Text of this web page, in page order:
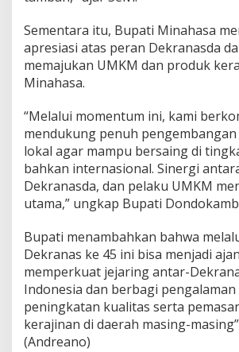
Sementara itu, Bupati Minahasa
apresiasi atas peran Dekranasda
memajukan UMKM dan produk
Minahasa.
“Melalui momentum ini, kami
mendukung penuh
lokal agar mampu bersaing di
bahkan internasional. Sinergi
Dekranasda, dan pelaku UMKM
utama,” ungkap Bupati
Bupati menambahkan bahwa
Dekranas ke 45 ini bisa menjadi
memperkuat jejaring antar-
Indonesia dan berbagi pengalaman
peningkatan kualitas serta
kerajinan di daerah masing-
(Andreano)